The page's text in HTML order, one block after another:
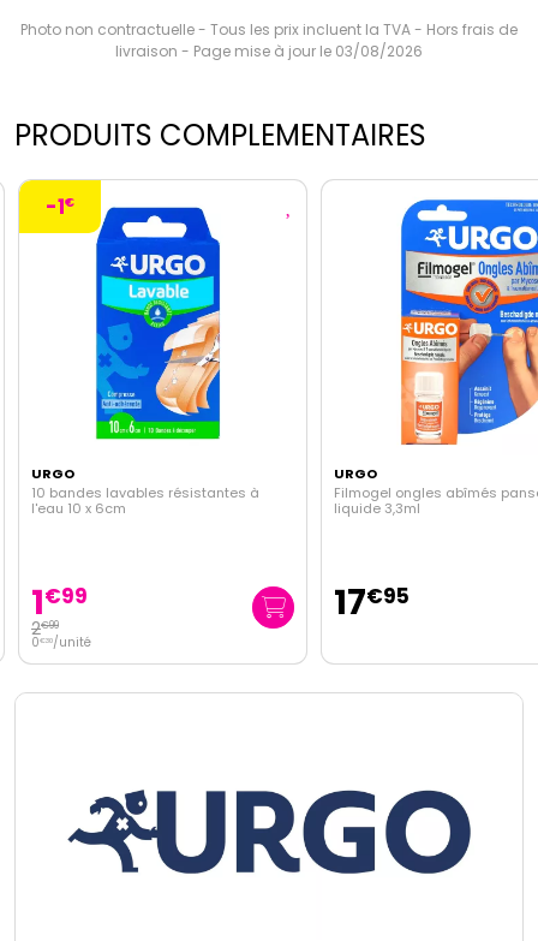
Photo non contractuelle - Tous les prix incluent la TVA - Hors frais de
livraison - Page mise à jour le 03/08/2026
PRODUITS COMPLEMENTAIRES
-1€
URGO
10 bandes lavables résistantes à
l'eau 10 x 6cm
1€99
2€99
0€30/unité
URGO
Filmogel ongles abîmés
liquide 3,3ml
17€95